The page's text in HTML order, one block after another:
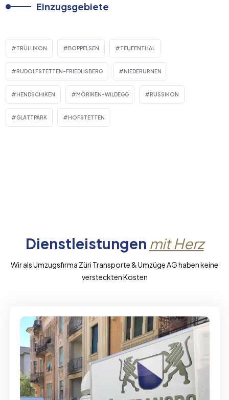
Einzugsgebiete
TRÜLLIKON BOPPELSEN TEUFENTHAL
RUDOLFSTETTEN-FRIEDLISBERG NIEDERURNEN
HENDSCHIKEN MÖRIKEN-WILDEGG RUSSIKON
GLATTPARK HOFSTETTEN
Dienstleistungen mit Herz
Wir als Umzugsfirma Züri Transporte & Umzüge AG haben keine
versteckten Kosten